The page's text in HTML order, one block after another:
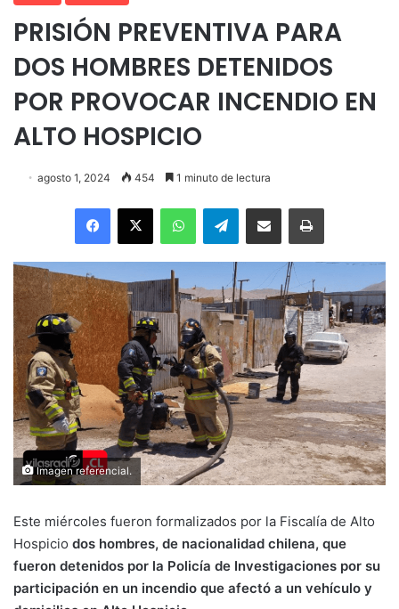
PRISIÓN PREVENTIVA PARA
DOS HOMBRES DETENIDOS
POR PROVOCAR INCENDIO EN
ALTO HOSPICIO
agosto 1, 2024 454 1 minuto de lectura
Facebook
X WhatsAppTelegramEnviar vía email Imprimir
Imagen referencial.
Este miércoles fueron formalizados por la Fiscalía de Alto
Hospicio dos hombres, de nacionalidad chilena, que
fueron detenidos por la Policía de Investigaciones por su
participación en un incendio que afectó a un vehículo y